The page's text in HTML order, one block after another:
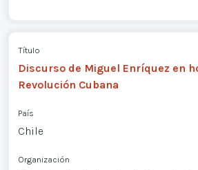
Título
Discurso de Miguel Enríquez en
Revolución Cubana
País
Chile
Organización